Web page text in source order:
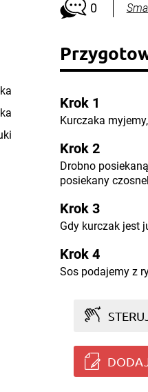
0
Krok 1
Kurczaka
Krok 2
Drobno
posiekany
Krok 3
Gdy kurczak jest
Krok 4
Sos podajemy z